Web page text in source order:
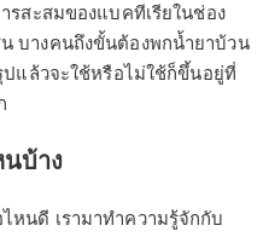
รสะสมของแบคทีเรียในช่อง
บางคนถึงขั้นต้องพกน้ำยาบ้วน
แล้วจะใช้หรือไม่ใช้ก็ขึ้นอยู่ที่
บ้าง
หนดี เรามาทำความรู้จักกับ